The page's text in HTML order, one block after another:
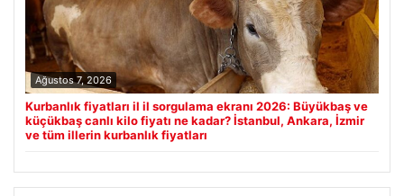
Ağustos 7, 2026
Kurbanlık fiyatları il il sorgulama ekranı 2026: Büyükbaş ve
küçükbaş canlı kilo fiyatı ne kadar? İstanbul, Ankara, İzmir
ve tüm illerin kurbanlık fiyatları